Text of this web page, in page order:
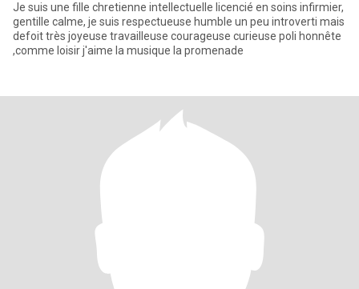
Je suis une fille chretienne intellectuelle licencié en soins infirmier,
gentille calme, je suis respectueuse humble un peu introverti mais
defoit très joyeuse travailleuse courageuse curieuse poli honnête
,comme loisir j'aime la musique la promenade